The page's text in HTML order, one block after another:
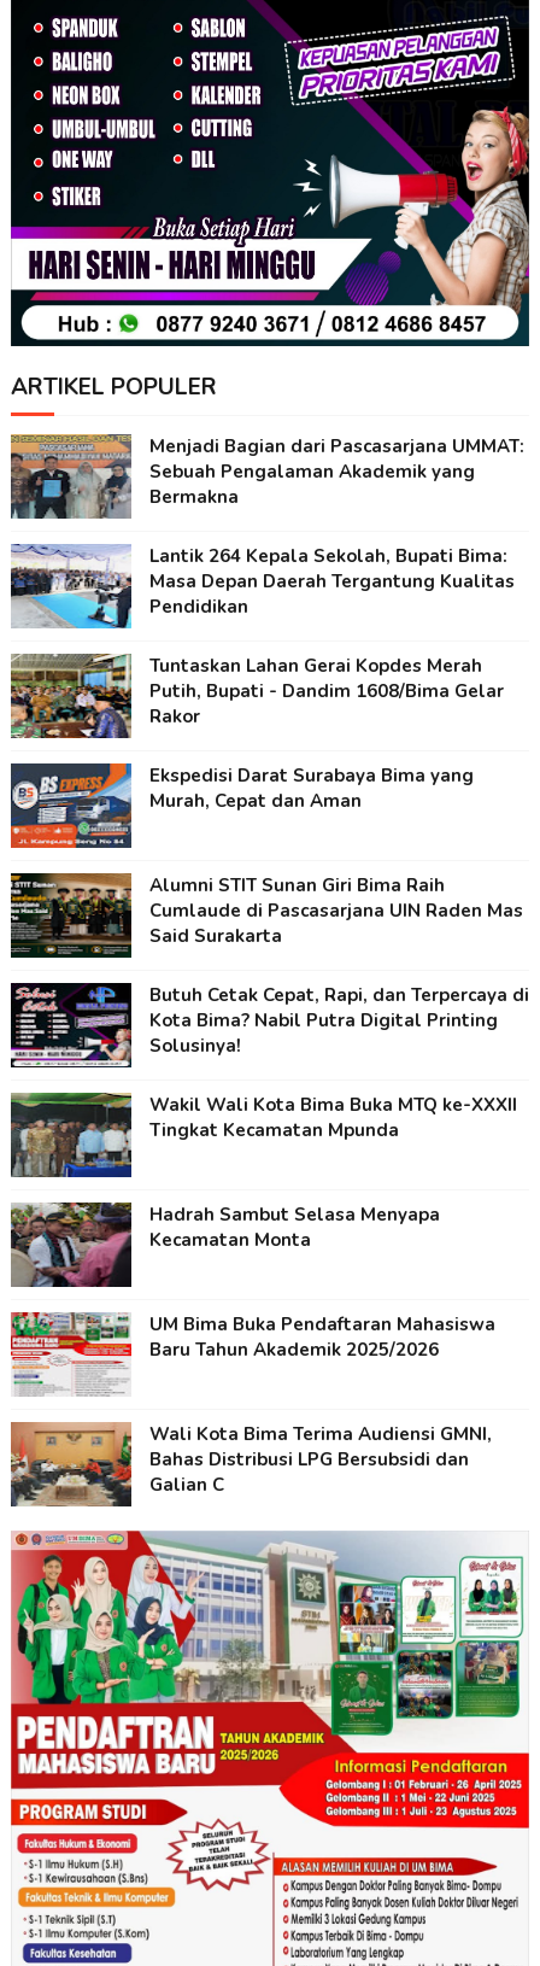
ARTIKEL POPULER
Menjadi Bagian dari Pascasarjana UMMAT:
Sebuah Pengalaman Akademik yang
Bermakna
Lantik 264 Kepala Sekolah, Bupati Bima:
Masa Depan Daerah Tergantung Kualitas
Pendidikan
Tuntaskan Lahan Gerai Kopdes Merah
Putih, Bupati - Dandim 1608/Bima Gelar
Rakor
Ekspedisi Darat Surabaya Bima yang
Murah, Cepat dan Aman
Alumni STIT Sunan Giri Bima Raih
Cumlaude di Pascasarjana UIN Raden Mas
Said Surakarta
Butuh Cetak Cepat, Rapi, dan Terpercaya di
Kota Bima? Nabil Putra Digital Printing
Solusinya!
Wakil Wali Kota Bima Buka MTQ ke-XXXII
Tingkat Kecamatan Mpunda
Hadrah Sambut Selasa Menyapa
Kecamatan Monta
UM Bima Buka Pendaftaran Mahasiswa
Baru Tahun Akademik 2025/2026
Wali Kota Bima Terima Audiensi GMNI,
Bahas Distribusi LPG Bersubsidi dan
Galian C